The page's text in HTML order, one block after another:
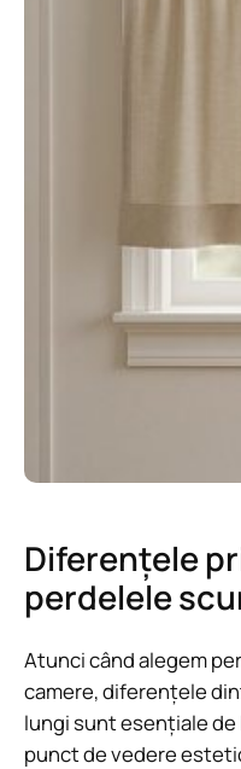
Diferențele
perdelele
Atunci când alegem
camere, diferențele
lungi sunt esențiale
punct de vedere